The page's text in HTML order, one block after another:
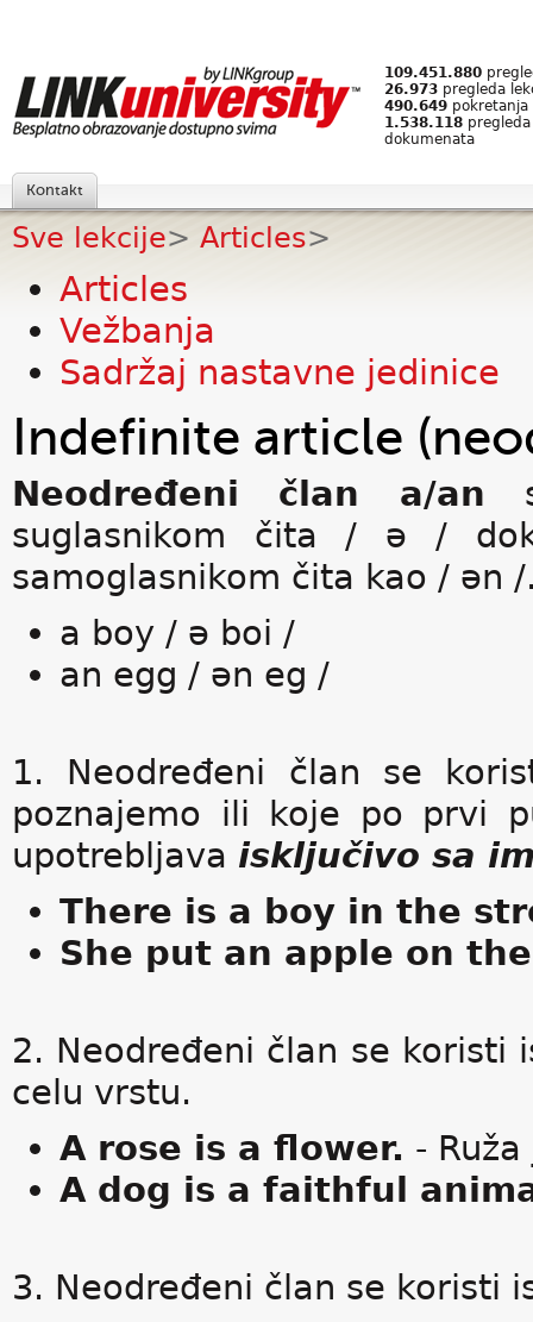
109.451.880
26.973 pregleda
490.649 pokretanja
1.538.118
dokumenata
Kontakt
Sve lekcije> Articles>
Articles
Vežbanja
Sadržaj nastavne jedinice
Indefinite article
Neodređeni član a/an
suglasnikom čita / ə /
samoglasnikom čita kao / ən /
a boy / ə boi /
an egg / ən eg /
1. Neodređeni član se
poznajemo ili koje po prvi
upotrebljava isključivo sa
There is a boy in the
She put an apple on
2. Neodređeni član se koristi
celu vrstu.
A rose is a flower. -
A dog is a faithful
3. Neodređeni član se koristi